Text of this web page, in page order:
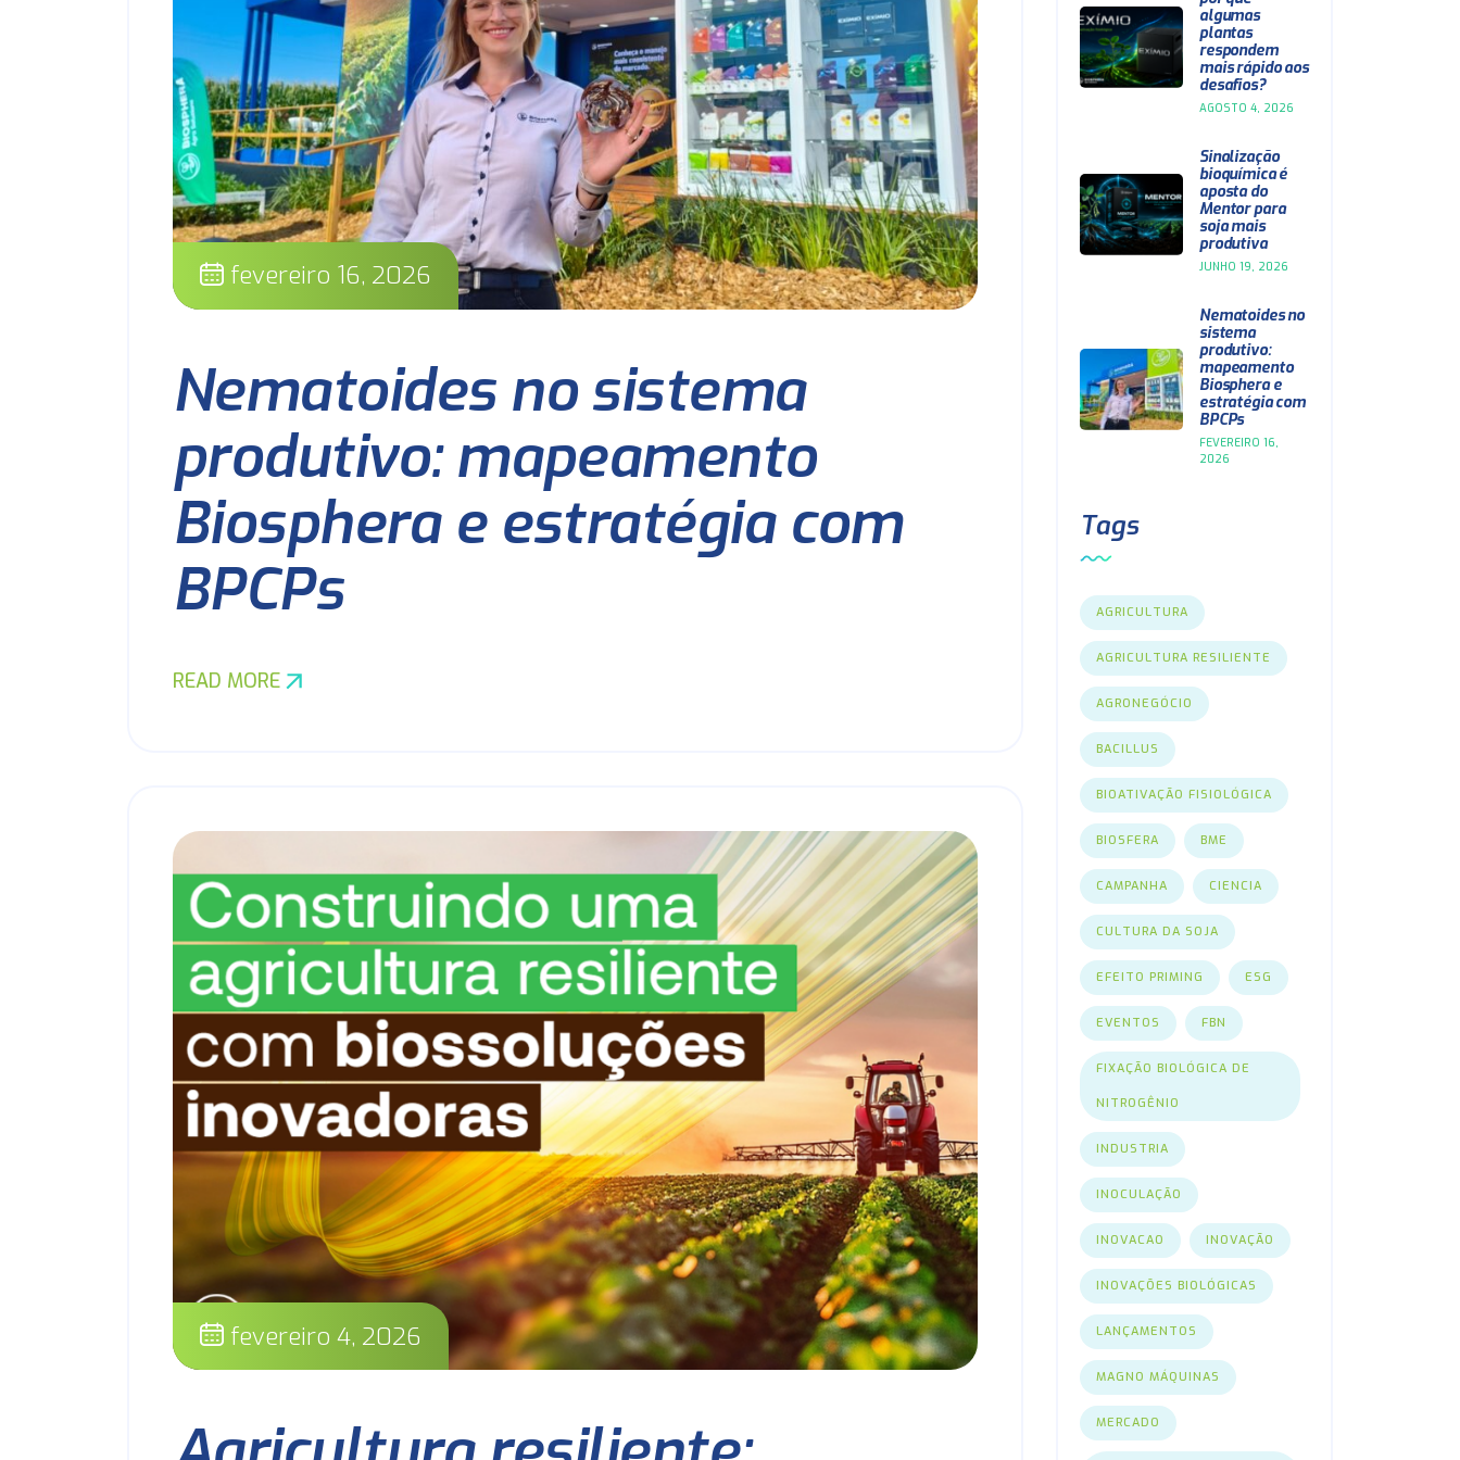
fevereiro 16, 2026
Nematoides no sistema
produtivo: mapeamento
Biosphera e estratégia com
BPCPs
READ MORE
fevereiro 4, 2026
algumas
plantas
respondem
mais rápido aos
desafios?
AGOSTO 4, 2026
Sinalização
bioquímica é
aposta do
Mentor para
soja mais
produtiva
JUNHO 19, 2026
Nematoides no
sistema
produtivo:
mapeamento
Biosphera e
estratégia com
BPCPs
FEVEREIRO 16,
2026
Tags
AGRICULTURA
AGRICULTURA RESILIENTE
AGRONEGÓCIO
BACILLUS
BIOATIVAÇÃO FISIOLÓGICA
BIOSFERA BME
CAMPANHA CIENCIA
CULTURA DA SOJA
EFEITO PRIMING ESG
EVENTOS FBN
FIXAÇÃO BIOLÓGICA DE
NITROGÊNIO
INDUSTRIA
INOCULAÇÃO
INOVACAO INOVAÇÃO
INOVAÇÕES BIOLÓGICAS
LANÇAMENTOS
MAGNO MÁQUINAS
MERCADO